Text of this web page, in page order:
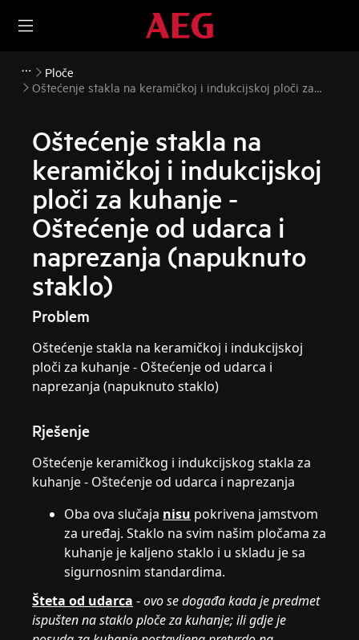
Ploče
Oštećenje stakla na keramičkoj i indukcijskoj ploči za
Oštećenje stakla na
keramičkoj i indukcijskoj
ploči za kuhanje -
Oštećenje od udarca i
naprezanja (napuknuto
staklo)
Problem
Oštećenje stakla na keramičkoj i indukcijskoj
ploči za kuhanje - Oštećenje od udarca i
naprezanja (napuknuto staklo)
Rješenje
Oštećenje keramičkog i indukcijskog stakla za
kuhanje - Oštećenje od udarca i naprezanja
Oba ova slučaja nisu pokrivena jamstvom
za uređaj. Staklo na svim našim pločama za
kuhanje je kaljeno staklo i u skladu je sa
sigurnosnim standardima.
Šteta od udarca -ovo se događa kada je predmet
ispušten na staklo ploče za kuhanje; ili gdje je